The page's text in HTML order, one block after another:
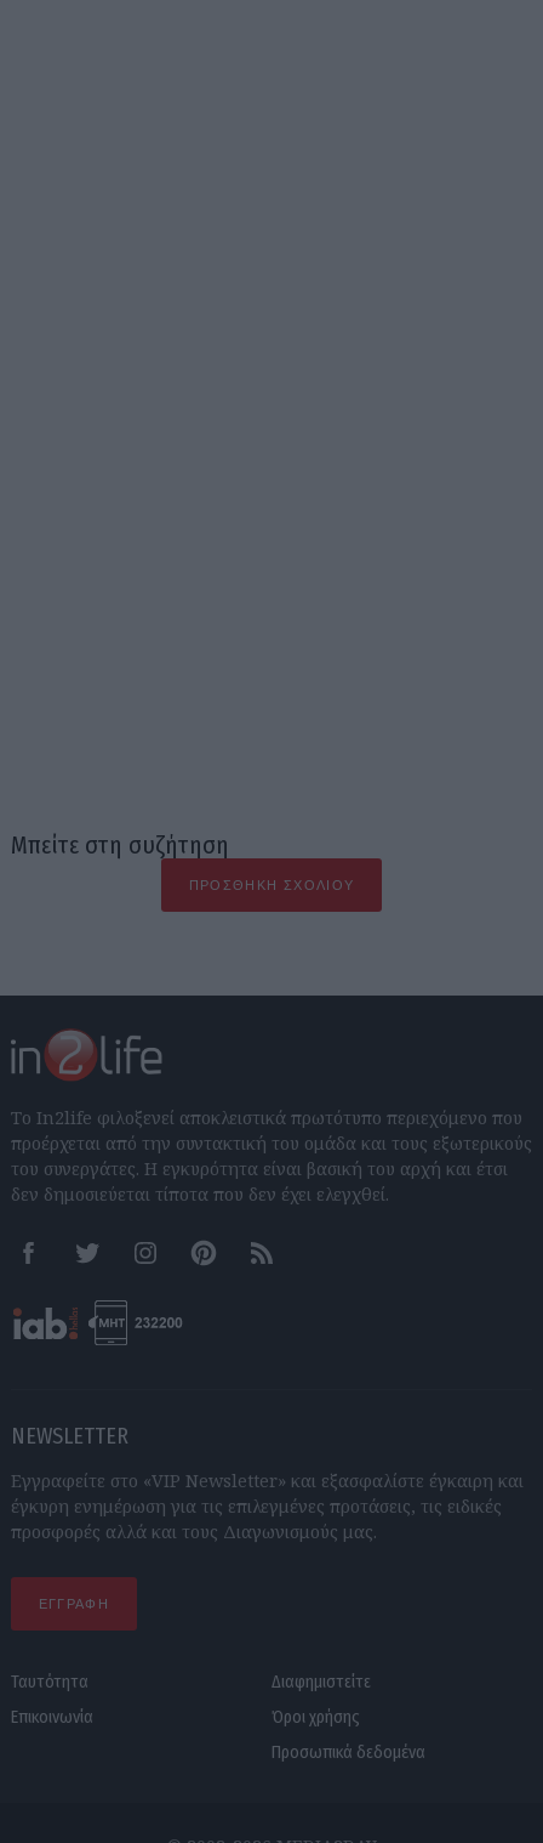
Μπείτε στη συζήτηση
ΠΡΟΣΘΉΚΗ ΣΧΟΛΊΟΥ
Το In2life φιλοξενεί αποκλειστικά πρωτότυπο περιεχόμενο που
προέρχεται από την συντακτική του ομάδα και τους εξωτερικούς
του συνεργάτες. Η εγκυρότητα είναι βασική του αρχή και έτσι
δεν δημοσιεύεται τίποτα που δεν έχει ελεγχθεί.
FacebookTwitter InstagramPinterestRSS feeds
NEWSLETTER
Εγγραφείτε στο «VIP Newsletter» και εξασφαλίστε έγκαιρη και
έγκυρη ενημέρωση για τις επιλεγμένες προτάσεις, τις ειδικές
προσφορές αλλά και τους Διαγωνισμούς μας.
ΕΓΓΡΑΦΗ
Ταυτότητα
Επικοινωνία
Διαφημιστείτε
Όροι χρήσης
Προσωπικά δεδομένα